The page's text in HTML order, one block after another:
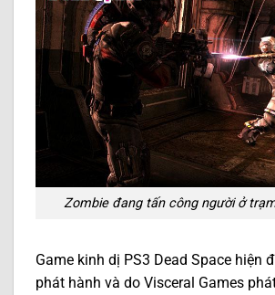
Zombie đang tấn công người ở
Game kinh dị PS3 Dead Space hiện
phát hành và do Visceral Games